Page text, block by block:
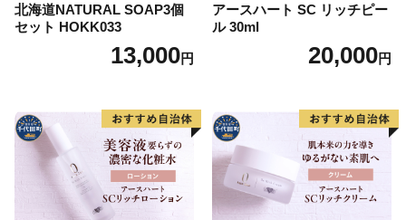
北海道NATURAL SOAP3個
セット HOKK033
13,000円
アースハート SC リッチピー
ル 30ml
20,000円